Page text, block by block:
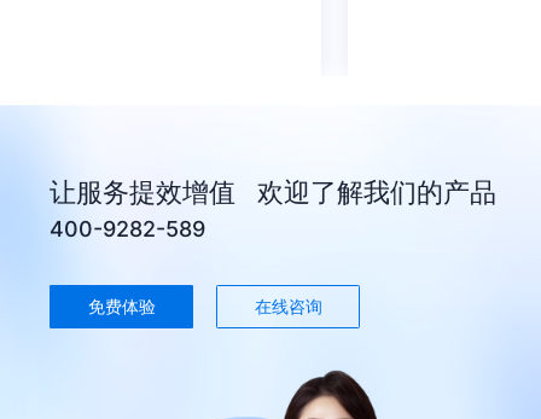
让服务提效增值 欢迎了解我们的产品
400-9282-589
免费体验 在线咨询